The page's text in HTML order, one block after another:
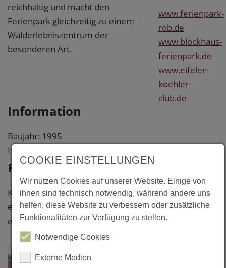
reichhaltig und macht den
Ferienpark gleichzeitig zu einem
Walderlebniszentrum der
besonderen Art.
Information
Baujahr: 1995
Holzbau: Eigenleistungen
Fotos
Klicken Sie bitte auf das Foto, um
eine vergrößerte Darstellung zu
erhalten.
www.ferienpark-
rob.de
www.blockhaus-
ferienpark.de
www.eifeler-
koehler-
club.de
COOKIE EINSTELLUNGEN
Wir nutzen Cookies auf unserer Website. Einige von
ihnen sind technisch notwendig, während andere uns
helfen, diese Website zu verbessern oder zusätzliche
Funktionalitäten zur Verfügung zu stellen.
Notwendige Cookies
Externe Medien